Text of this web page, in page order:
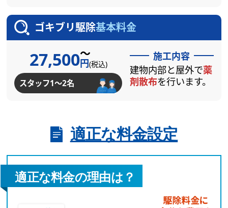
ゴキブリ駆除基本料金
27,500～
円(税込)
スタッフ1～2名
施工内容
建物内部と屋外で薬
剤散布を行います。
適正な料金設定
適正な料金の理由は？